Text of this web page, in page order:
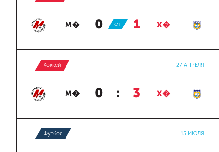
М� 0 : 1 Х�
ОТ
Хоккей 27 АПРЕЛЯ
М� 0 : 3 Х�
Футбол 15 ИЮЛЯ